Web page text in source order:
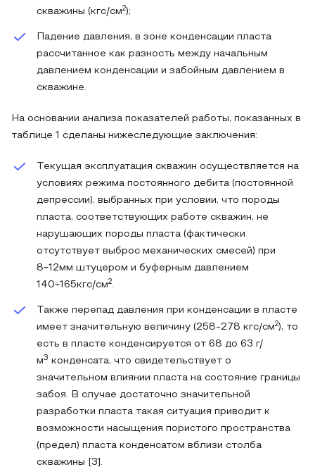
скважины (кгс/см2);
Падение давления, в зоне конденсации пласта
рассчитанное как разность между начальным
давлением конденсации и забойным давлением в
скважине.
На основании анализа показателей работы, показанных в
таблице 1 сделаны нижеследующие заключения:
Текущая эксплуатация скважин осуществляется на
условиях режима постоянного дебита (постоянной
депрессии), выбранных при условии, что породы
пласта, соответствующих работе скважин, не
нарушающих породы пласта (фактически
отсутствует выброс механических смесей) при
8÷12мм штуцером и буферным давлением
140÷165кгс/см2.
Также перепад давления при конденсации в пласте
имеет значительную величину (258-278 кгс/см2), то
есть в пласте конденсируется от 68 до 63 г/
м3 конденсата, что свидетельствует о
значительном влиянии пласта на состояние границы
забоя. В случае достаточно значительной
разработки пласта такая ситуация приводит к
возможности насыщения пористого пространства
(предел) пласта конденсатом вблизи столба
скважины [3].